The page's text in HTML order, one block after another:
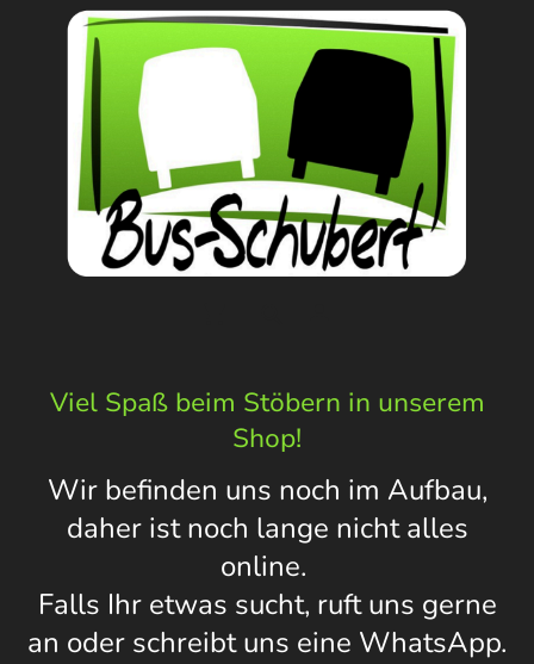
Viel Spaß beim Stöbern in unserem
Shop!
Wir befinden uns noch im Aufbau,
daher ist noch lange nicht alles
online.
Falls Ihr etwas sucht, ruft uns gerne
an oder schreibt uns eine WhatsApp.